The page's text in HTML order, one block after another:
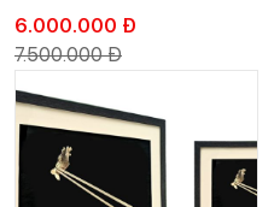
6.000.000 Đ
7.500.000 Đ